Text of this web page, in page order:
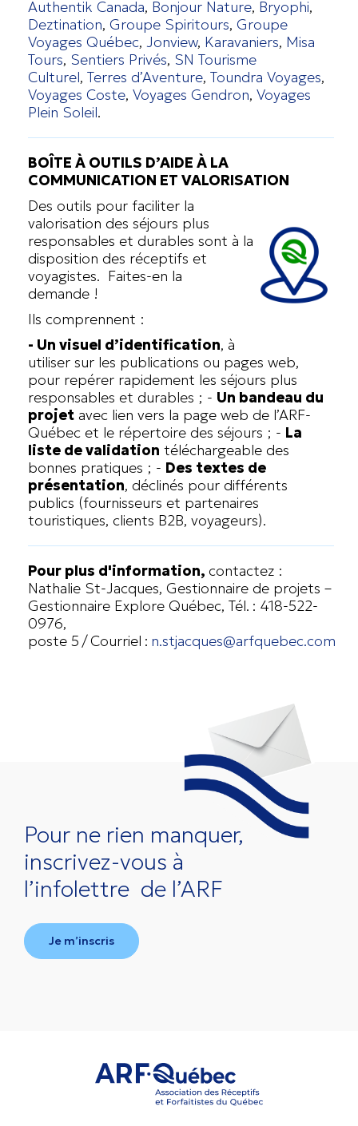
Authentik Canada, Bonjour Nature, Bryophi,
Deztination, Groupe Spiritours, Groupe
Voyages Québec, Jonview, Karavaniers, Misa
Tours, Sentiers Privés, SN Tourisme
Culturel, Terres d’Aventure, Toundra Voyages,
Voyages Coste, Voyages Gendron, Voyages
Plein Soleil.
BOÎTE À OUTILS D’AIDE À LA
COMMUNICATION ET VALORISATION
Des outils pour faciliter la
valorisation des séjours plus
responsables et durables sont à la
disposition des réceptifs et
voyagistes. Faites-en la
demande !
Ils comprennent :
- Un visuel d’identification, à
utiliser sur les publications ou pages web,
pour repérer rapidement les séjours plus
responsables et durables ; - Un bandeau du
projetavec lien vers la page web de l’ARF-
Québec et le répertoire des séjours ; - La
liste de validation téléchargeable des
bonnes pratiques ; - Des textes de
présentation, déclinés pour différents
publics (fournisseurs et partenaires
touristiques, clients B2B, voyageurs).
Pour plus d'information, contactez :
Nathalie St-Jacques, Gestionnaire de projets –
Gestionnaire Explore Québec, Tél. : 418-522-
0976,
poste 5 / Courriel : n.stjacques@arfquebec.com
Pour ne rien manquer,
inscrivez-vous à
l’infolettre de l’ARF
Je m’inscris